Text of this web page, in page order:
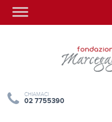
CHIAMACI
02 7755390